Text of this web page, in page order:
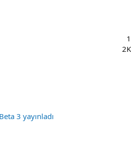
1
2K
3 yayınladı